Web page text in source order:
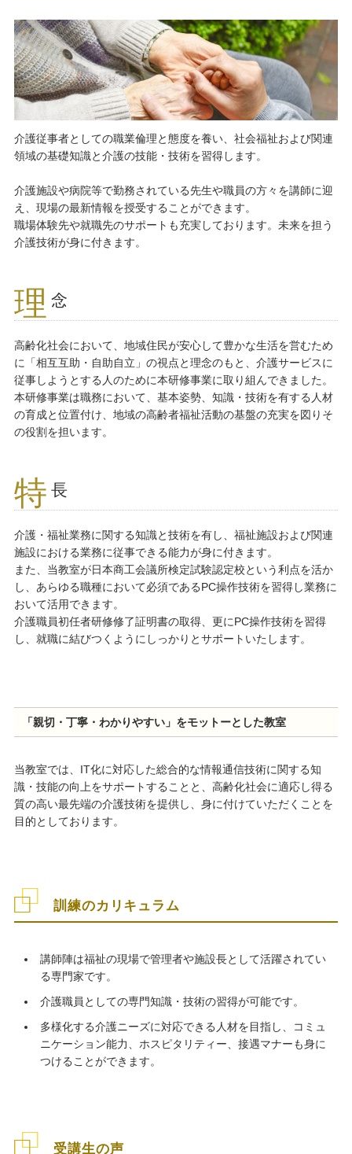
介護従事者としての職業倫理と態度を養い、社会福祉および関連
領域の基礎知識と介護の技能・技術を習得します。
介護施設や病院等で勤務されている先生や職員の方々を講師に迎
え、現場の最新情報を授受することができます。
職場体験先や就職先のサポートも充実しております。未来を担う
介護技術が身に付きます。
理 念
高齢化社会において、地域住民が安心して豊かな生活を営むため
に「相互互助・自助自立」の視点と理念のもと、介護サービスに
従事しようとする人のために本研修事業に取り組んできました。
本研修事業は職務において、基本姿勢、知識・技術を有する人材
の育成と位置付け、地域の高齢者福祉活動の基盤の充実を図りそ
の役割を担います。
特 長
介護・福祉業務に関する知識と技術を有し、福祉施設および関連
施設における業務に従事できる能力が身に付きます。
また、当教室が日本商工会議所検定試験認定校という利点を活か
し、あらゆる職種において必須であるPC操作技術を習得し業務に
おいて活用できます。
介護職員初任者研修修了証明書の取得、更にPC操作技術を習得
し、就職に結びつくようにしっかりとサポートいたします。
「親切・丁寧・わかりやすい」をモットーとした教室
当教室では、IT化に対応した総合的な情報通信技術に関する知
識・技能の向上をサポートすることと、高齢化社会に適応し得る
質の高い最先端の介護技術を提供し、身に付けていただくことを
目的としております。
訓練のカリキュラム
講師陣は福祉の現場で管理者や施設長として活躍されてい
る専門家です。
介護職員としての専門知識・技術の習得が可能です。
多様化する介護ニーズに対応できる人材を目指し、コミュ
ニケーション能力、ホスピタリティー、接遇マナーも身に
つけることができます。
受講生の声